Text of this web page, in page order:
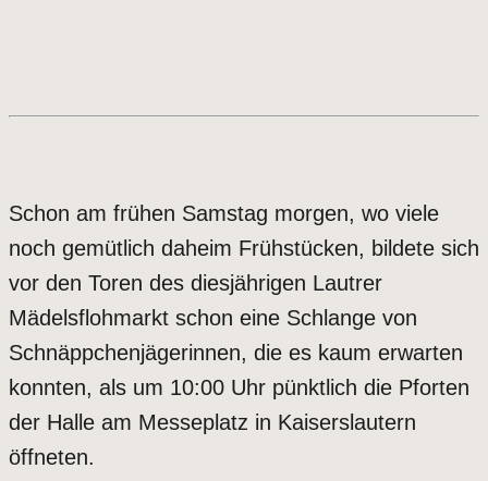
Schon am frühen Samstag morgen, wo viele
noch gemütlich daheim Frühstücken, bildete sich
vor den Toren des diesjährigen Lautrer
Mädelsflohmarkt schon eine Schlange von
Schnäppchenjägerinnen, die es kaum erwarten
konnten, als um 10:00 Uhr pünktlich die Pforten
der Halle am Messeplatz in Kaiserslautern
öffneten.